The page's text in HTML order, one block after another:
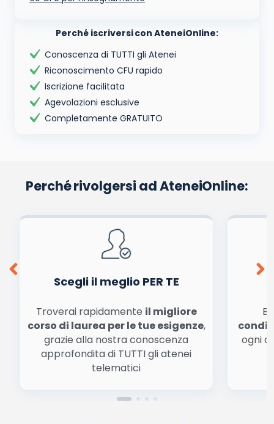
Perché iscriversi con AteneiOnline:
Conoscenza di TUTTI gli Atenei
Riconoscimento CFU rapido
Iscrizione facilitata
Agevolazioni esclusive
Completamente GRATUITO
Perché rivolgersi ad AteneiOnline:
Scegli il meglio PER TE
Troverai rapidamente il migliore
corso di laurea per le tue esigenze,
grazie alla nostra conoscenza
approfondita di TUTTI gli atenei
telematici
ogni